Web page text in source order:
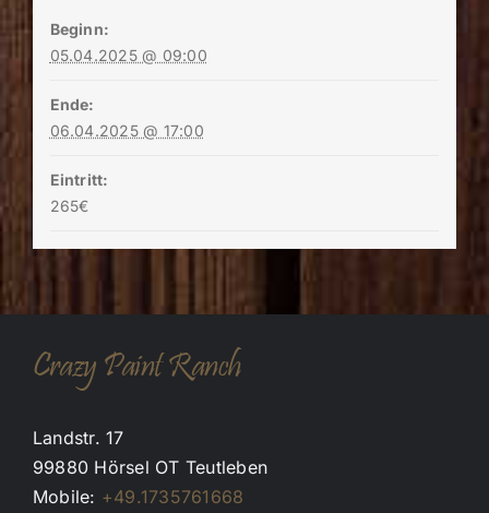
Beginn:
05.04.2025 @ 09:00
Ende:
06.04.2025 @ 17:00
Eintritt:
265€
Crazy Paint Ranch
Landstr. 17
99880 Hörsel OT Teutleben
Mobile: +49.1735761668